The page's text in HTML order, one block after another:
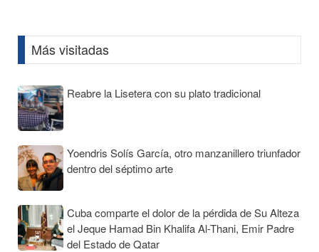
Más visitadas
Reabre la Lisetera con su plato tradicional
Yoendris Solís García, otro manzanillero triunfador
dentro del séptimo arte
Cuba comparte el dolor de la pérdida de Su Alteza
el Jeque Hamad Bin Khalifa Al-Thani, Emir Padre
del Estado de Qatar